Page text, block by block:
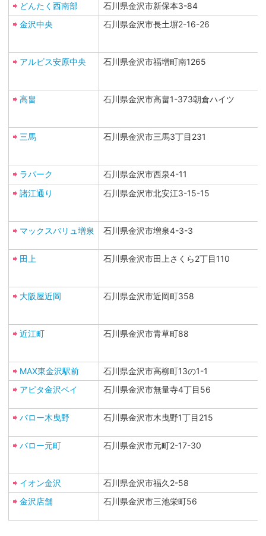
どんたく西南部
石川県金沢市新保本3-84
金沢中央
石川県金沢市長土塀2-16-26
アルビス安原中央 石川県金沢市福増町南1265
高畠 石川県金沢市高畠1-373朝倉ハイツ
三馬 石川県金沢市三馬3丁目231
ラパーク
石川県金沢市西泉4-11
諸江通り
石川県金沢市北安江3-15-15
マックスバリュ増泉 石川県金沢市増泉4-3-3
田上 石川県金沢市田上さくら2丁目110
大阪屋近岡 石川県金沢市近岡町358
近江町 石川県金沢市青草町88
MAX東金沢駅前
石川県金沢市高柳町13の1-1
アピタ金沢ベイ
石川県金沢市無量寺4丁目56
バロー木曳野 石川県金沢市木曳野1丁目215
バロー元町 石川県金沢市元町2-17-30
イオン金沢
石川県金沢市福久2-58
金沢店舗
石川県金沢市三池栄町56